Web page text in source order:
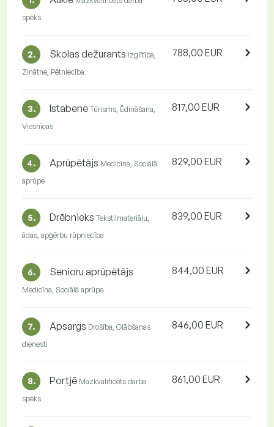
spēks
2. Skolas dežurants Izglītība,
Zinātne, Pētniecība
788,00 EUR
3. Istabene Tūrisms, Ēdināšana,
Viesnīcas
817,00 EUR
4. Aprūpētājs Medicīna, Sociālā
aprūpe
829,00 EUR
5. Drēbnieks Tekstilmateriālu,
ādas, apģērbu rūpniecība
839,00 EUR
6. Senioru aprūpētājs
Medicīna, Sociālā aprūpe
844,00 EUR
7. Apsargs Drošība, Glābšanas
dienesti
846,00 EUR
8. Portjē Mazkvalificēts darba
spēks
861,00 EUR